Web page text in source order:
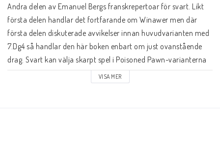
Presentkort
Övriga schackböcker
Andra delen av Emanuel Bergs franskrepertoar för svart. Likt
första delen handlar det fortfarande om Winawer men där
första delen diskuterade avvikelser innan huvudvarianten med
7.Dg4 så handlar den här boken enbart om just ovanstående
drag. Svart kan välja skarpt spel i Poisoned Pawn-varianterna
eller välja att inte utmana vits e5-bonde i vart fall han ofta
också stänger till med ...c4 på damflygeln. Berg har ställt hela
VISA MER